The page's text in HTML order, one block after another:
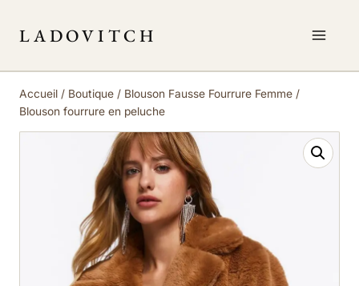
LADOVITCH
Accueil / Boutique / Blouson Fausse Fourrure Femme /
Blouson fourrure en peluche